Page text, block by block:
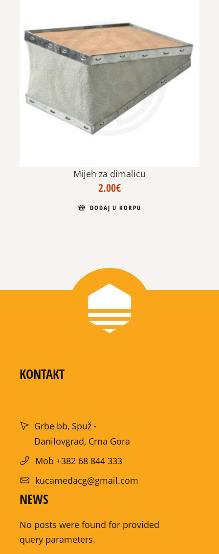
Mijeh za dimalicu
2.00€
DODAJ U KORPU
KONTAKT
Grbe bb, Spuž -
Danilovgrad, Crna Gora
Mob +382 68 844 333
kucamedacg@gmail.com
NEWS
No posts were found for provided
query parameters.